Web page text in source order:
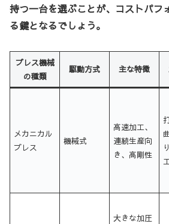
持つ一台を選ぶことが、コストパフ
る鍵となるでしょう。
プレス機械
の種類
駆動方式 主な特徴
メカニカル
プレス
機械式
高速加工、
連続生産向
き、高剛性
大きな加圧